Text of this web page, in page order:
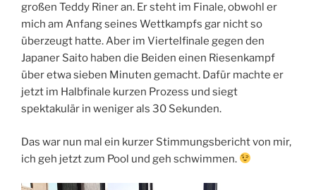
großen Teddy Riner an. Er steht im Finale, obwohl er
mich am Anfang seines Wettkampfs gar nicht so
überzeugt hatte. Aber im Viertelfinale gegen den
Japaner Saito haben die Beiden einen Riesenkampf
über etwa sieben Minuten gemacht. Dafür machte er
jetzt im Halbfinale kurzen Prozess und siegt
spektakulär in weniger als 30 Sekunden.
Das war nun mal ein kurzer Stimmungsbericht von mir,
ich geh jetzt zum Pool und geh schwimmen.